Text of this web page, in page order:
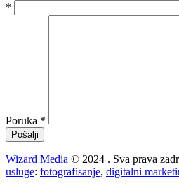
*
Poruka *
Wizard Media © 2024 . Sva prava
usluge: fotografisanje, digitalni